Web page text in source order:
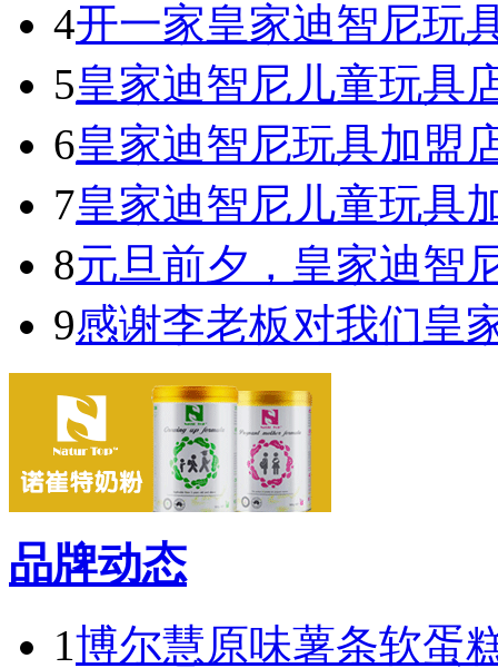
4开一家皇家迪智尼玩
5皇家迪智尼儿童玩具
6皇家迪智尼玩具加盟
7皇家迪智尼儿童玩具
8元旦前夕，皇家迪智
9感谢李老板对我们皇
品牌动态
1博尔慧原味薯条软蛋